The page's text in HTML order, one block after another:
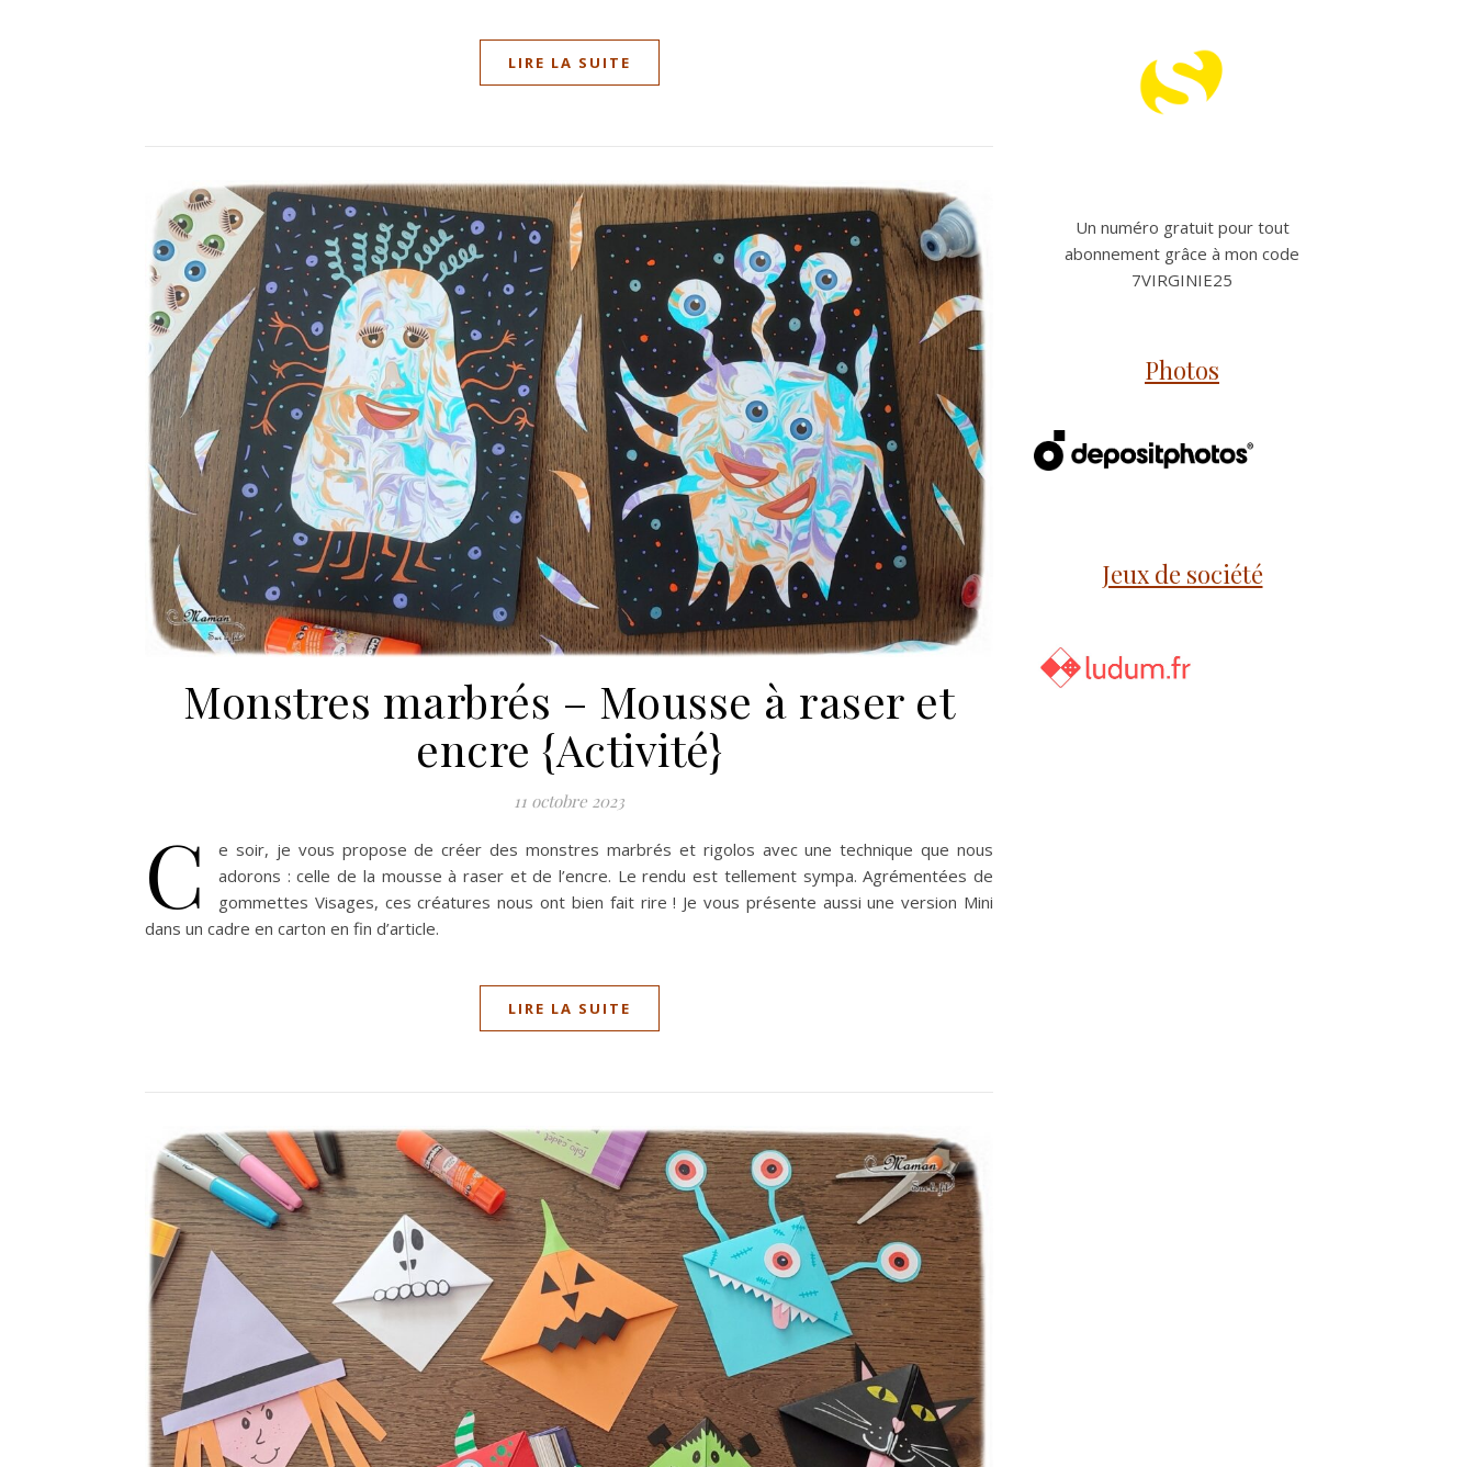
LIRE LA SUITE
Monstres marbrés – Mousse à raser et
encre {Activité}
11 octobre 2023
C
e soir, je vous propose de créer des monstres marbrés et rigolos avec une technique que nous
adorons : celle de la mousse à raser et de l’encre. Le rendu est tellement sympa. Agrémentées de
gommettes Visages, ces créatures nous ont bien fait rire ! Je vous présente aussi une version Mini
dans un cadre en carton en fin d’article.
LIRE LA SUITE
Un numéro gratuit pour tout
abonnement grâce à mon code
7VIRGINIE25
Photos
Jeux de société